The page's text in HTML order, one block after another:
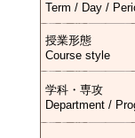
Term / Day /
授業形態
Course style
学科・専攻
Department /